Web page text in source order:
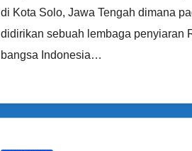
di Kota Solo, Jawa Tengah dimana
didirikan sebuah lembaga penyiaran
bangsa Indonesia…